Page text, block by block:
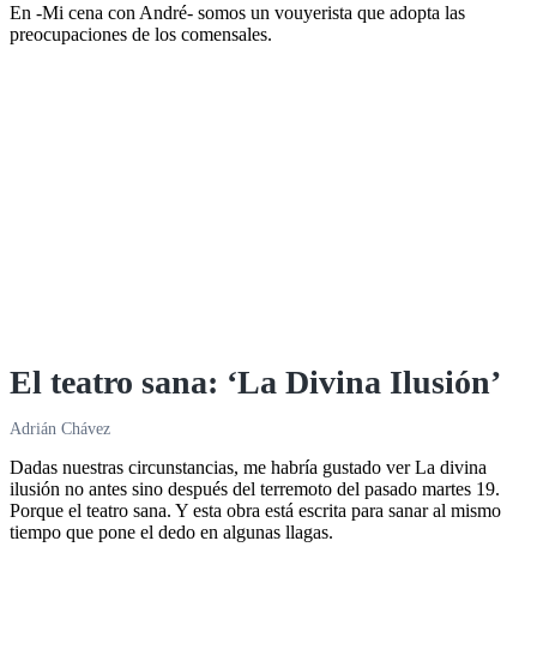
En -Mi cena con André- somos un vouyerista que adopta las
preocupaciones de los comensales.
El teatro sana: ‘La Divina Ilusión’
Adrián Chávez
Dadas nuestras circunstancias, me habría gustado ver La divina
ilusión no antes sino después del terremoto del pasado martes 19.
Porque el teatro sana. Y esta obra está escrita para sanar al mismo
tiempo que pone el dedo en algunas llagas.